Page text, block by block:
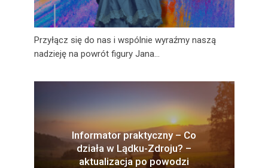
Przyłącz się do nas i wspólnie wyraźmy naszą
nadzieję na powrót figury Jana...
Informator praktyczny – Co
działa w Lądku-Zdroju? –
aktualizacja po powodzi